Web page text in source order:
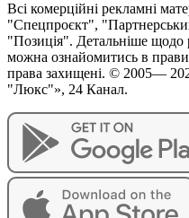
Всі комерційні рекламні
"Спецпроєкт",
"Позиція". Детальніше щодо
можна ознайомитись в
права захищені. © 2005—
"Люкс"», 24 Канал.